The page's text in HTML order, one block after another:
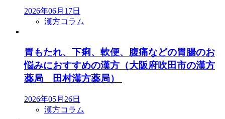
2026年06月17日
漢方コラム
胃もたれ、下痢、軟便、腹痛などの胃腸のお
悩みにおすすめの漢方（大阪府吹田市の漢方
薬局 田村漢方薬局）
2026年05月26日
漢方コラム